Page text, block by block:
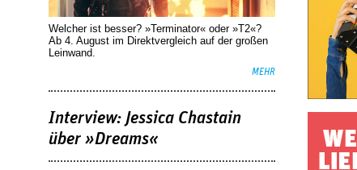
Welcher ist besser? »Terminator« oder »T2«?
Ab 4. August im Direktvergleich auf der großen
Leinwand.
MEHR
Interview: Jessica Chastain
über »Dreams«